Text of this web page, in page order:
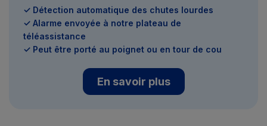
✓ Détection automatique des chutes lourdes
✓ Alarme envoyée à notre plateau de
téléassistance
✓ Peut être porté au poignet ou en tour de cou
En savoir plus